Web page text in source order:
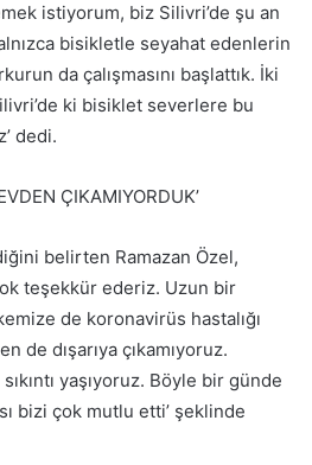
istiyorum, biz Silivri’de şu an
bisikletle seyahat edenlerin
da çalışmasını başlattık. İki
ki bisiklet severlere bu
dedi.
ÇIKAMIYORDUK’
belirten Ramazan Özel,
teşekkür ederiz. Uzun bir
de koronavirüs hastalığı
de dışarıya çıkamıyoruz.
yaşıyoruz. Böyle bir günde
bizi çok mutlu etti’ şeklinde